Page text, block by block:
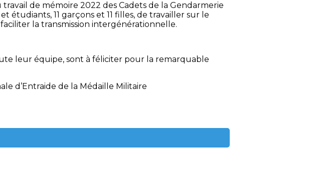
de mémoire 2022 des Cadets de la Gendarmerie
étudiants, 11 garçons et 11 filles, de travailler sur le
la transmission intergénérationnelle.
leur équipe, sont à féliciter pour la remarquable
d’Entraide de la Médaille Militaire